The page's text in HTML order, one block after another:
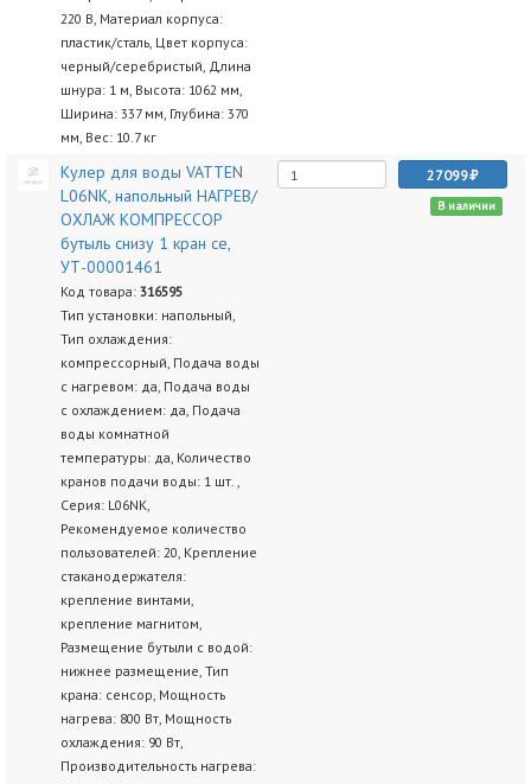
220 В, Материал корпуса:
пластик/сталь, Цвет корпуса:
черный/серебристый, Длина
шнура: 1 м, Высота: 1062 мм,
Ширина: 337 мм, Глубина: 370
мм, Вес: 10.7 кг
Кулер для воды VATTEN
L06NK, напольный НАГРЕВ/
ОХЛАЖ КОМПРЕССОР
бутыль снизу 1 кран се,
УТ-00001461
Код товара: 316595
Тип установки: напольный,
Тип охлаждения:
компрессорный, Подача воды
с нагревом: да, Подача воды
с охлаждением: да, Подача
воды комнатной
температуры: да, Количество
кранов подачи воды: 1 шт. ,
Серия: L06NK,
Рекомендуемое количество
пользователей: 20, Крепление
стаканодержателя:
крепление винтами,
крепление магнитом,
Размещение бутыли с водой:
нижнее размещение, Тип
крана: сенсор, Мощность
нагрева: 800 Вт, Мощность
охлаждения: 90 Вт,
Производительность нагрева:
27099
В наличии